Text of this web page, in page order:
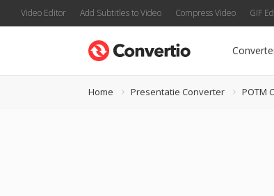
Video Editor Add Subtitles to Video Compress Video GIF
Home Presentatie Converter POTM